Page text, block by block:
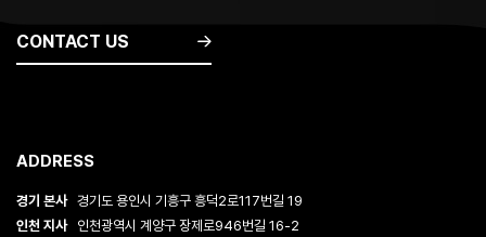
CONTACT US
ADDRESS
경기 본사 경기도 용인시 기흥구 흥덕2로117번길 19
인천 지사
인천광역시 계양구 장제로946번길 16-2